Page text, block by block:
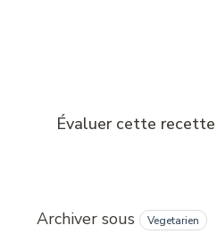
Évaluer cette recette
Archiver sous Vegetarien